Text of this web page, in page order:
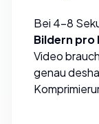
Bei 4–8
Bildern pro
Video
genau